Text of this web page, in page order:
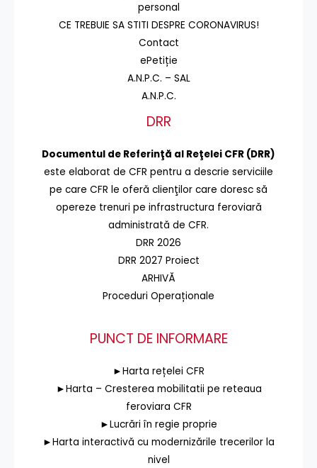
personal
CE TREBUIE SA STITI DESPRE CORONAVIRUS!
Contact
ePetiție
A.N.P.C. – SAL
A.N.P.C.
DRR
Documentul de Referinţă al Reţelei CFR (DRR)
este elaborat de CFR pentru a descrie serviciile
pe care CFR le oferă clienţilor care doresc să
opereze trenuri pe infrastructura feroviară
administrată de CFR.
DRR 2026
DRR 2027 Proiect
ARHIVĂ
Proceduri Operaționale
PUNCT DE INFORMARE
►Harta rețelei CFR
►Harta – Cresterea mobilitatii pe reteaua
feroviara CFR
►Lucrări în regie proprie
►Harta interactivă cu modernizările trecerilor la
nivel